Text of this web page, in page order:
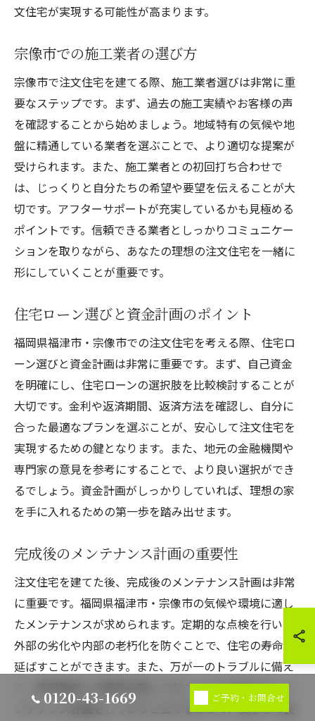
文住宅が実現する可能性が高まります。
宗像市での施工業者の選び方
宗像市で注文住宅を建てる際、施工業者選びは非常に重
要なステップです。まず、過去の施工実績やお客様の声
を確認することから始めましょう。地域特有の気候や地
盤に精通している業者を選ぶことで、より適切な提案が
受けられます。また、施工業者との初回打ち合わせで
は、じっくりと自分たちの希望や要望を伝えることが大
切です。アフターサポートが充実しているかも見極める
ポイントです。信頼できる業者としっかりコミュニケー
ションを取りながら、あなたの理想の注文住宅を一緒に
形にしていくことが重要です。
住宅ローン選びと資金計画のポイント
福岡県福津市・宗像市での注文住宅を考える際、住宅ロ
ーン選びと資金計画は非常に重要です。まず、自己資金
を明確にし、住宅ローンの選択肢を比較検討することが
大切です。金利や返済期間、返済方法を確認し、自分に
合った最適なプランを選ぶことが、安心して注文住宅を
実現するための鍵となります。また、地元の金融機関や
専門家の意見を参考にすることで、より良い選択ができ
るでしょう。資金計画がしっかりしていれば、理想の家
を手に入れるための第一歩を踏み出せます。
完成後のメンテナンス計画の重要性
注文住宅を建てた後、完成後のメンテナンス計画は非常
に重要です。福岡県福津市・宗像市の気候や環境に適し
たメンテナンスが求められます。定期的な点検を行い、
外部の劣化や内部の老朽化を防ぐことで、住宅の寿命を
延ばすことができます。また、万が一のトラブルに備え
て、専門業者との関係を築いておくことも大切です。メ
ンテナンス計画をしっかりと立てることで、安心して長
0120-43-1669 ご予約・お問合せ